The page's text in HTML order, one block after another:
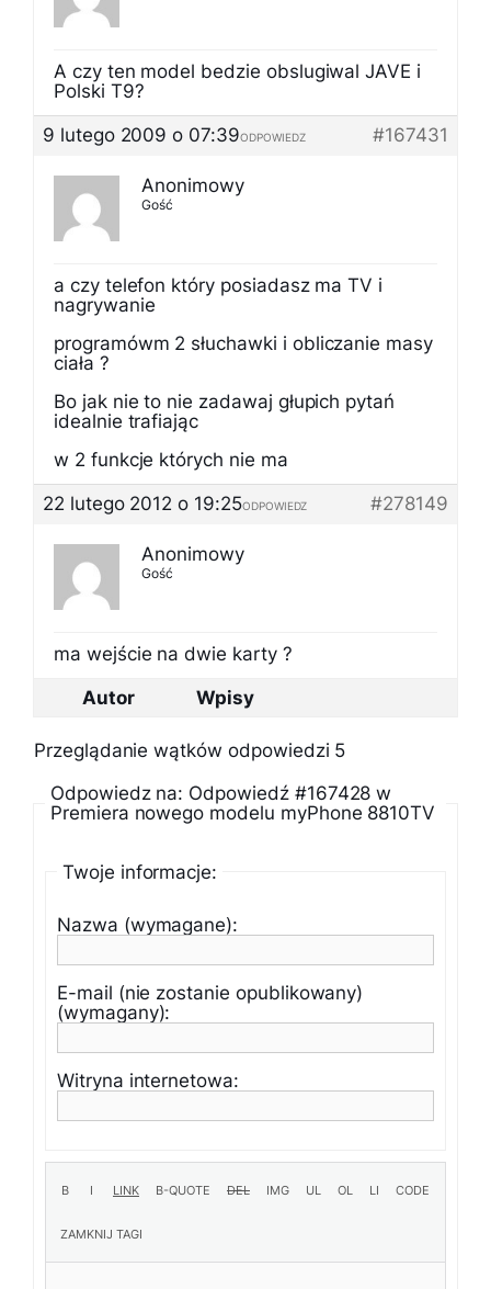
A czy ten model bedzie obslugiwal JAVE i
Polski T9?
9 lutego 2009 o 07:39
#167431
ODPOWIEDZ
Anonimowy
Gość
a czy telefon który posiadasz ma TV i
nagrywanie
programówm 2 słuchawki i obliczanie masy
ciała ?
Bo jak nie to nie zadawaj głupich pytań
idealnie trafiając
w 2 funkcje których nie ma
22 lutego 2012 o 19:25
#278149
ODPOWIEDZ
Anonimowy
Gość
ma wejście na dwie karty ?
Autor
Wpisy
Przeglądanie wątków odpowiedzi 5
Odpowiedz na: Odpowiedź #167428 w
Premiera nowego modelu myPhone 8810TV
Twoje informacje:
Nazwa (wymagane):
E-mail (nie zostanie opublikowany)
(wymagany):
Witryna internetowa: